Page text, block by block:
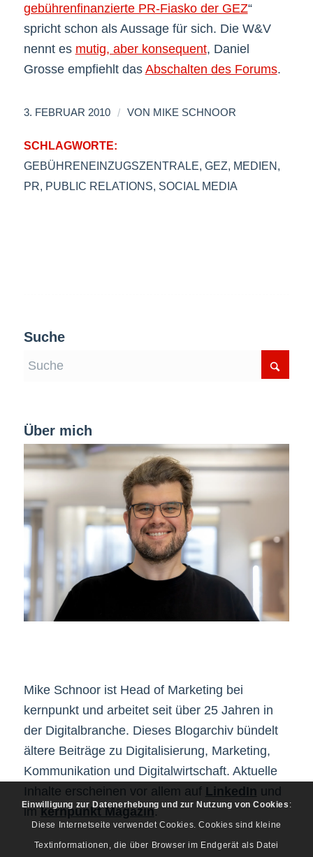
gebührenfinanzierte PR-Fiasko der GEZ“
spricht schon als Aussage für sich. Die W&V
nennt es mutig, aber konsequent, Daniel
Grosse empfiehlt das Abschalten des Forums.
3. FEBRUAR 2010 / VON MIKE SCHNOOR
SCHLAGWORTE:
GEBÜHRENEINZUGSZENTRALE, GEZ, MEDIEN,
PR, PUBLIC RELATIONS, SOCIAL MEDIA
Suche
Über mich
Mike Schnoor ist Head of Marketing bei
kernpunkt und arbeitet seit über 25 Jahren in
der Digitalbranche. Dieses Blogarchiv bündelt
ältere Beiträge zu Digitalisierung, Marketing,
Kommunikation und Digitalwirtschaft. Aktuelle
Inhalte erscheinen vor allem auf LinkedIn und
imkernpunkt Magazin.
Einwilligung zur Datenerhebung und zur Nutzung von Cookies :
Diese Internetseite verwendet Cookies. Cookies sind kleine
Textinformationen, die über Browser im Endgerät als Datei